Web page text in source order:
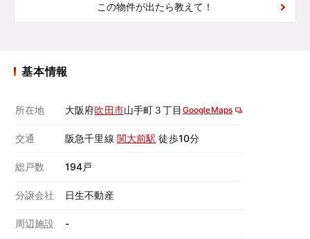
この物件が出たら教えて！
基本情報
所在地 大阪府吹田市山手町３丁目 GoogleMaps
交通 阪急千里線 関大前駅 徒歩10分
総戸数 194戸
分譲会社 日生不動産
周辺施設 -